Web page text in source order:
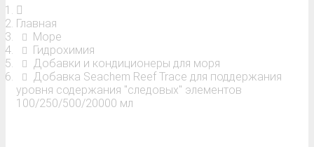
Главная
Море
Гидрохимия
Добавки и кондиционеры для моря
Добавка Seachem Reef Trace для поддержания
уровня содержания "следовых" элементов
100/250/500/20000 мл